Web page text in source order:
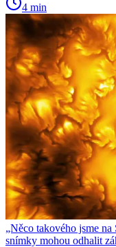
4 min
„Něco takového jsme
snímky mohou odhalit